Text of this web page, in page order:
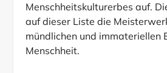
Menschheitskulturerbes auf.
auf dieser Liste die
mündlichen und immateriellen
Menschheit.